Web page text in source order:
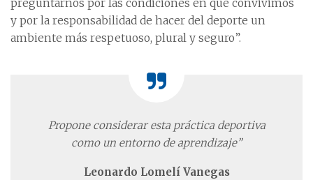
preguntarnos por las condiciones en que convivimos
y por la responsabilidad de hacer del deporte un
ambiente más respetuoso, plural y seguro”.
Propone considerar esta práctica deportiva
como un entorno de aprendizaje”
Leonardo Lomelí Vanegas